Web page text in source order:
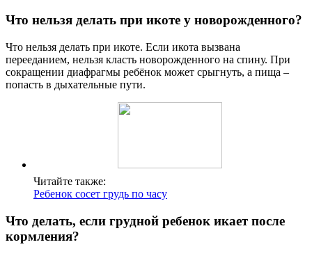
Что нельзя делать при икоте у новорожденного?
Что нельзя делать при икоте. Если икота вызвана
перееданием, нельзя класть новорожденного на спину. При
сокращении диафрагмы ребёнок может срыгнуть, а пища –
попасть в дыхательные пути.
Читайте также:
Ребенок сосет грудь по часу
Что делать, если грудной ребенок икает после
кормления?